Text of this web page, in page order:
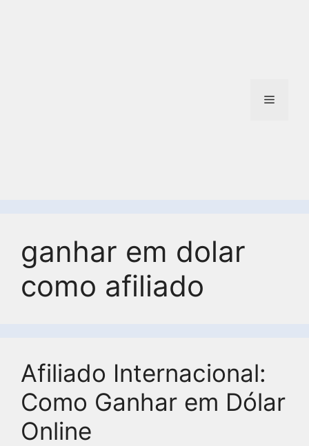
ganhar em dolar
como afiliado
Afiliado Internacional:
Como Ganhar em Dólar
Online